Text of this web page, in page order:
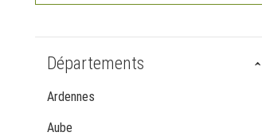
Départements
Ardennes
Aube